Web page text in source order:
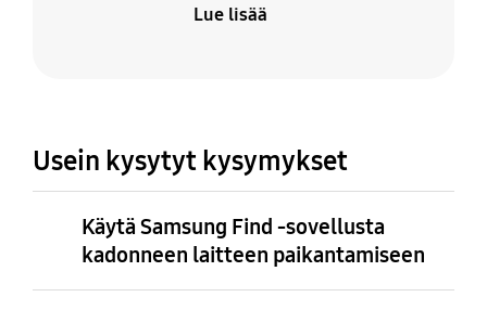
Lue lisää
Usein kysytyt kysymykset
Käytä Samsung Find -sovellusta
kadonneen laitteen paikantamiseen